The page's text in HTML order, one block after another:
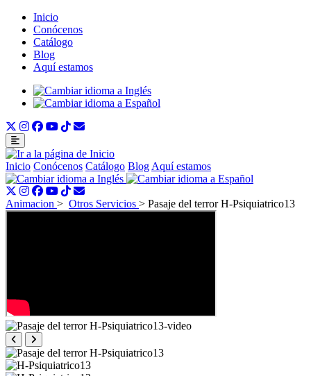
Inicio
Conócenos
Catálogo
Blog
Aquí estamos
Inicio Conócenos Catálogo Blog Aquí estamos
Animacion > Otros Servicios > Pasaje del terror H-Psiquiatrico13